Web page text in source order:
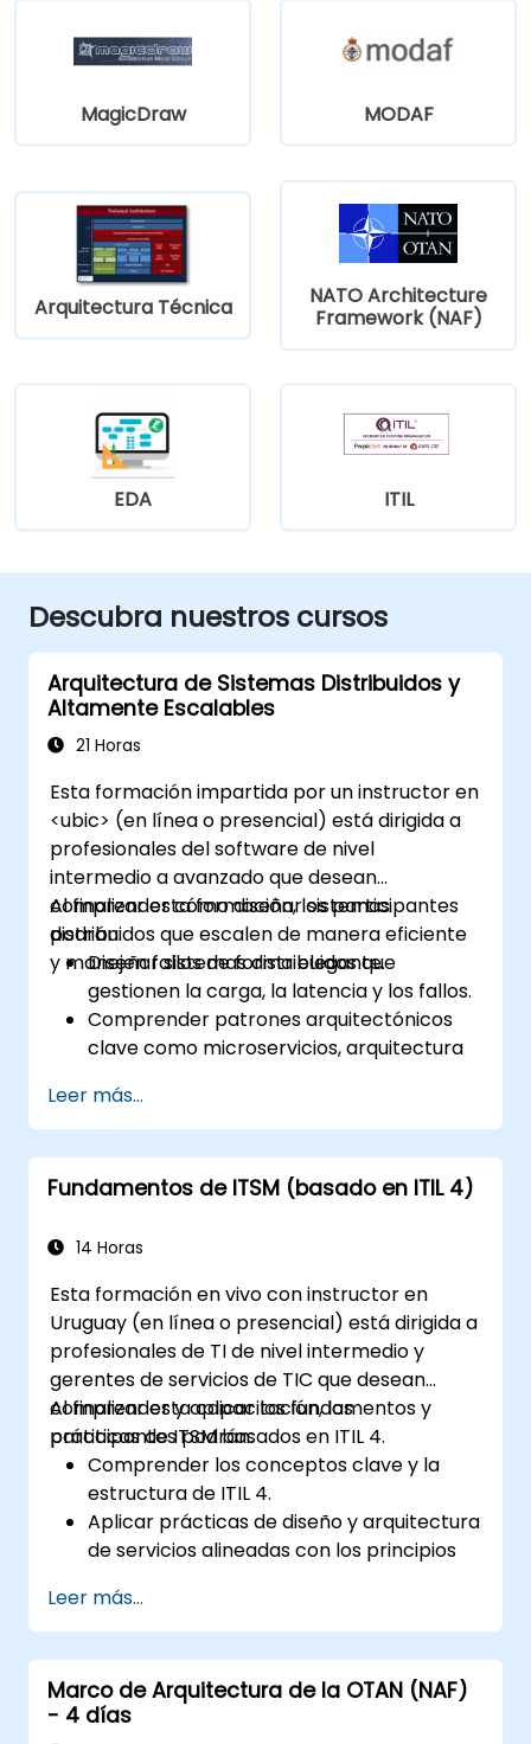
MagicDraw MODAF
Arquitectura Técnica
NATO Architecture
Framework (NAF)
EDA ITIL
Descubra nuestros cursos
Arquitectura de Sistemas Distribuidos y
Altamente Escalables
21 Horas
Esta formación impartida por un instructor en
<ubic> (en línea o presencial) está dirigida a
profesionales del software de nivel
intermedio a avanzado que desean
comprender cómo diseñar sistemas
distribuidos que escalen de manera eficiente
y manejen fallos de forma elegante.
Al finalizar esta formación, los participantes
podrán:
Diseñar sistemas distribuidos que
gestionen la carga, la latencia y los fallos.
Comprender patrones arquitectónicos
clave como microservicios, arquitectura
Evaluar las compensaciones entre
consistencia, disponibilidad y tolerancia a
particiones (teorema CAP).
Elegir las estrategias adecuadas de
coordinación.
Leer más...
Fundamentos de ITSM (basado en ITIL 4)
14 Horas
Esta formación en vivo con instructor en
Uruguay (en línea o presencial) está dirigida a
profesionales de TI de nivel intermedio y
gerentes de servicios de TIC que desean
comprender y aplicar los fundamentos y
prácticas de ITSM basados en ITIL 4.
Al finalizar esta capacitación, los
participantes podrán:
Comprender los conceptos clave y la
estructura de ITIL 4.
Aplicar prácticas de diseño y arquitectura
de servicios alineadas con los principios
Implementar una entrega efectiva y
sostenible de servicios de TIC.
Evaluar casos reales y simular prácticas
de ITSM.
Leer más...
Marco de Arquitectura de la OTAN (NAF)
- 4 días